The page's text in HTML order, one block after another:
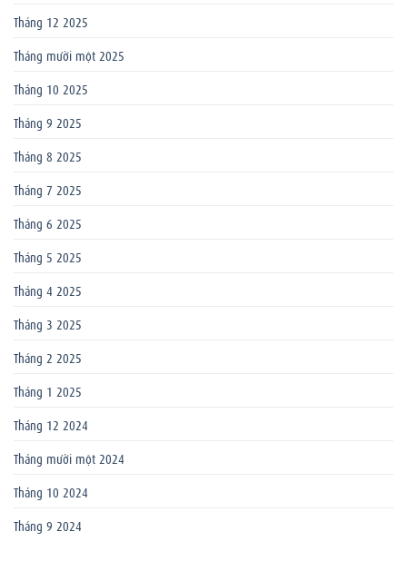
Tháng 12 2025
Tháng mười một 2025
Tháng 10 2025
Tháng 9 2025
Tháng 8 2025
Tháng 7 2025
Tháng 6 2025
Tháng 5 2025
Tháng 4 2025
Tháng 3 2025
Tháng 2 2025
Tháng 1 2025
Tháng 12 2024
Tháng mười một 2024
Tháng 10 2024
Tháng 9 2024